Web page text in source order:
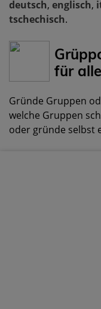
deutsch, englisch,
tschechisch.
für alle
Gründe Gruppen
welche Gruppen
oder gründe selbst